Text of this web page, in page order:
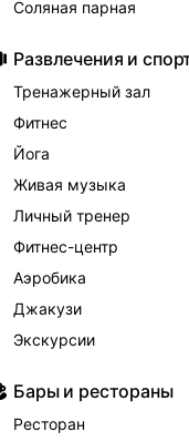
музыка, по
а доступ
для Ваших
Соляная парная
Развлечения и
Тренажерный зал
Фитнес
Йогa
Живая музыка
Личный тренер
Фитнес-центр
Аэробика
Джакузи
Экскурсии
Бары и рестораны
Ресторан